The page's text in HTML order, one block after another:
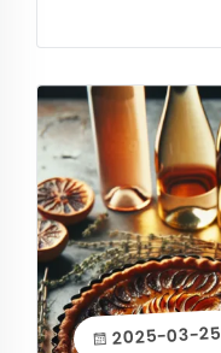
2025-03-25